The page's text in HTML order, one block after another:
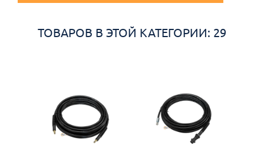
ТОВАРОВ В ЭТОЙ КАТЕГОРИИ: 29